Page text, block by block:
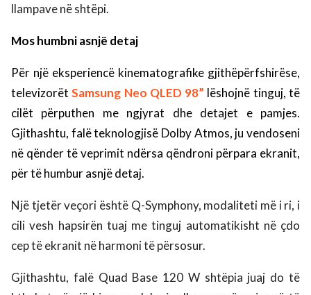
llampave në shtëpi.
Mos humbni asnjë detaj
Për një eksperiencë kinematografike gjithëpërfshirëse,
televizorëtSamsung Neo QLED 98” lëshojnë tinguj, të
cilët përputhen me ngjyrat dhe detajet e pamjes.
Gjithashtu, falë teknologjisë Dolby Atmos, ju vendoseni
në qënder të veprimit ndërsa qëndroni përpara ekranit,
për të humbur asnjë detaj.
Një tjetër veçori është Q-Symphony, modaliteti më i ri, i
cili vesh hapsirën tuaj me tinguj automatikisht në çdo
cep të ekranit në harmoni të përsosur.
Gjithashtu, falë Quad Base 120 W shtëpia juaj do të